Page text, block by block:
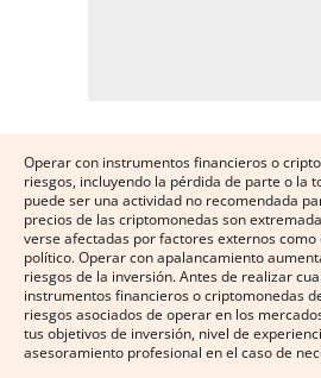
Operar con instrumentos financieros o
riesgos, incluyendo la pérdida de parte o la
puede ser una actividad no recomendada
precios de las criptomonedas son
verse afectadas por factores externos
político. Operar con apalancamiento
riesgos de la inversión. Antes de realizar
instrumentos financieros o criptomonedas
riesgos asociados de operar en los
tus objetivos de inversión, nivel de
asesoramiento profesional en el caso de